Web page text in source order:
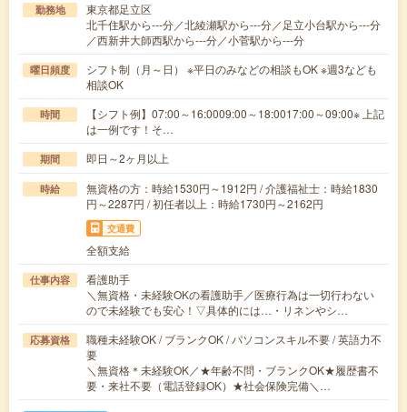
勤務地
東京都足立区
北千住駅から---分／北綾瀬駅から---分／足立小台駅から---分
／西新井大師西駅から---分／小菅駅から---分
曜日頻度
シフト制（月～日） ※平日のみなどの相談もOK ※週3なども
相談OK
時間
【シフト例】07:00～16:0009:00～18:0017:00～09:00※ 上記
は一例です！そ…
期間 即日～2ヶ月以上
時給
無資格の方：時給1530円～1912円 / 介護福祉士：時給1830
円～2287円 / 初任者以上：時給1730円～2162円
交通費
全額支給
仕事内容
看護助手
＼無資格・未経験OKの看護助手／医療行為は一切行わない
ので未経験でも安心！▽具体的には…・リネンやシ…
応募資格
職種未経験OK / ブランクOK / パソコンスキル不要 / 英語力不
要
＼無資格＊未経験OK／★年齢不問・ブランクOK★履歴書不
要・来社不要（電話登録OK）★社会保険完備＼…